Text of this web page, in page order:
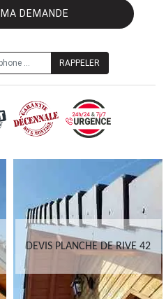
DEVIS PLANCHE DE RIVE 42